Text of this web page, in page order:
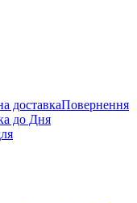
доставкаПовернення
до Дня